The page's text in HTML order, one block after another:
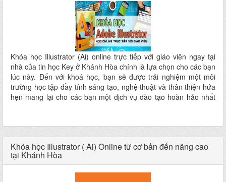
Khóa học Illustrator (Ai) online trực tiếp với giáo viên ngay tại
nhà của tin học Key ở Khánh Hòa chính là lựa chọn cho các bạn
lúc này. Đến với khoá học, bạn sẽ được trải nghiệm một môi
trường học tập đầy tính sáng tạo, nghệ thuật và thân thiện hứa
hẹn mang lại cho các bạn một dịch vụ đào tạo hoàn hảo nhất
Khóa học Illustrator ( Ai) Online từ cơ bản đến nâng cao
tại Khánh Hòa